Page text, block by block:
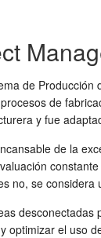
de
de
y fue
de la
no, se
el uso